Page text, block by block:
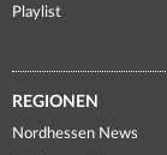
Playlist
REGIONEN
Nordhessen News